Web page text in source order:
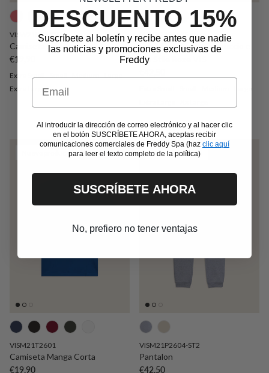
VISW21K2602FL
Camiseta Sin Manga
Precio normal
€19,90
Extra Small Small Medium Large
Extra Large
VISUX21S2605
Felpa Unisex con Cappuccio e
Zip Stile Boxe VIS
Large
Nuevo producto
VISM21T2601
Camiseta Manga Corta
Precio normal
€19,90
Nuevo producto
VISM21P2604-ST2
Pantalon
Precio normal
€42,50
DESCUENTO 15%
Suscríbete al boletín y recibe antes que nadie
las noticias y promociones exclusivas de
Freddy
Email
Al introducir la dirección de correo electrónico y al hacer clic
en el botón SUSCRÍBETE AHORA, aceptas recibir
comunicaciones comerciales de Freddy Spa (haz clic aquí
para leer el texto completo de la política)
SUSCRÍBETE AHORA
No, prefiero no tener ventajas